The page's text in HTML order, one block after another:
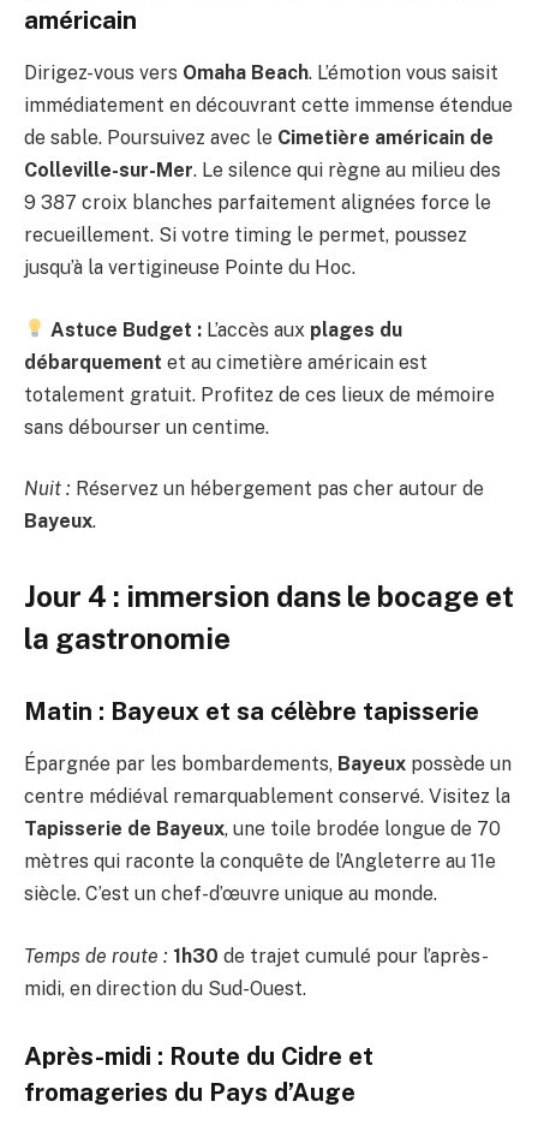
américain
Dirigez-vous vers Omaha Beach. L’émotion vous saisit
immédiatement en découvrant cette immense étendue
de sable. Poursuivez avec le Cimetière américain de
Colleville-sur-Mer. Le silence qui règne au milieu des
9 387 croix blanches parfaitement alignées force le
recueillement. Si votre timing le permet, poussez
jusqu’à la vertigineuse Pointe du Hoc.
Astuce Budget : L’accès aux plages du
débarquement et au cimetière américain est
totalement gratuit. Profitez de ces lieux de mémoire
sans débourser un centime.
Nuit : Réservez un hébergement pas cher autour de
Bayeux.
Jour 4 : immersion dans le bocage et
la gastronomie
Matin : Bayeux et sa célèbre tapisserie
Épargnée par les bombardements, Bayeux possède un
centre médiéval remarquablement conservé. Visitez la
Tapisserie de Bayeux, une toile brodée longue de 70
mètres qui raconte la conquête de l’Angleterre au 11e
siècle. C’est un chef-d’œuvre unique au monde.
Temps de route : 1h30 de trajet cumulé pour l’après-
midi, en direction du Sud-Ouest.
Après-midi : Route du Cidre et
fromageries du Pays d’Auge